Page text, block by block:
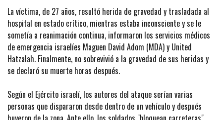
La víctima, de 27 años, resultó herida de gravedad y trasladada al
hospital en estado crítico, mientras estaba inconsciente y se le
sometía a reanimación continua, informaron los servicios médicos
de emergencia israelíes Maguen David Adom (MDA) y United
Hatzalah. Finalmente, no sobrevivió a la gravedad de sus heridas y
se declaró su muerte horas después.
Según el Ejército israelí, los autores del ataque serían varias
personas que dispararon desde dentro de un vehículo y después